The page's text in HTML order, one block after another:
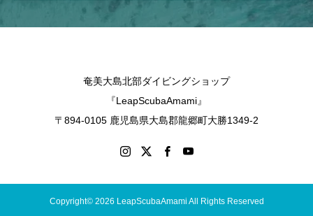
奄美大島北部ダイビングショップ
『LeapScubaAmami』
〒894-0105 鹿児島県大島郡龍郷町大勝1349-2
Copyright© 2026 LeapScubaAmami All Rights Reserved